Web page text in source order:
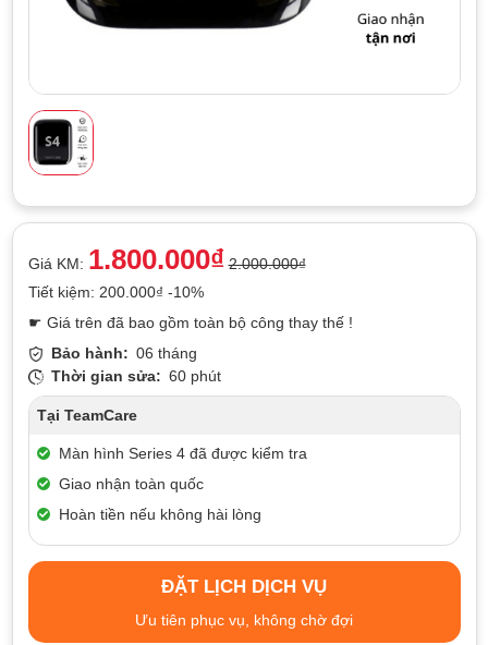
Giá KM: 1.800.000₫ 2.000.000₫
Tiết kiệm: 200.000₫ -10%
☛ Giá trên đã bao gồm toàn bộ công thay thế !
Bảo hành: 06 tháng
Thời gian sửa: 60 phút
Tại TeamCare
Màn hình Series 4 đã được kiểm tra
Giao nhận toàn quốc
Hoàn tiền nếu không hài lòng
ĐẶT LỊCH DỊCH VỤ
Ưu tiên phục vụ, không chờ đợi